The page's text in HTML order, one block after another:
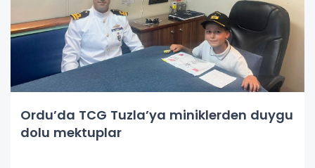
Ordu’da TCG Tuzla’ya miniklerden duygu
dolu mektuplar